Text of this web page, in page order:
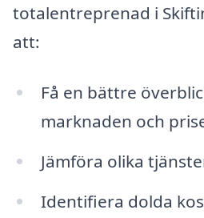
totalentreprenad i
att:
Få en bättre
marknaden och
Jämföra olika
Identifiera dolda